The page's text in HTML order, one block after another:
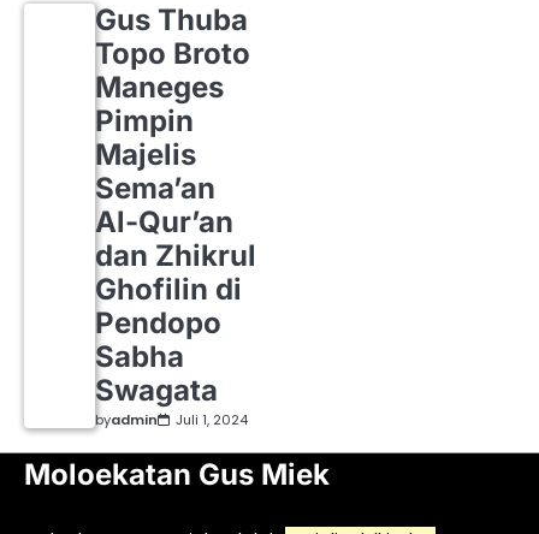
Gus Thuba
Topo Broto
Maneges
Pimpin
Majelis
Sema’an
Al-Qur’an
dan Zhikrul
Ghofilin di
Pendopo
Sabha
Swagata
byadmin Juli 1, 2024
Moloekatan Gus Miek